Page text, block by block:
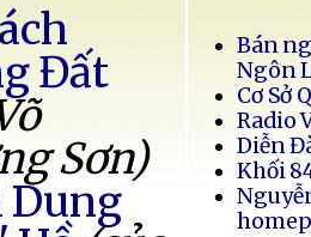
Đất
Sơn)
Dung
Bán
Ngôn
Cơ Sở
Radio
Diễn
Khối